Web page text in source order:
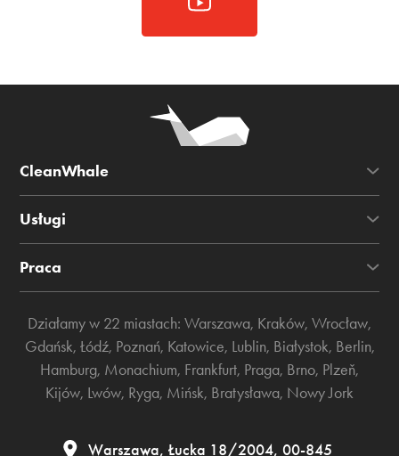
CleanWhale
Usługi
Praca
Działamy w 22 miastach: Warszawa, Kraków, Wrocław,
Gdańsk, Łódź, Poznań, Katowice, Lublin, Białystok, Berlin,
Hamburg, Monachium, Frankfurt, Praga, Brno, Plzeň,
Kijów, Lwów, Ryga, Mińsk, Bratysława, Nowy Jork
Warszawa, Łucka 18/2004, 00-845